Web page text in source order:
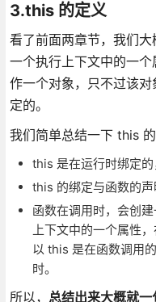
3.this 的定义
看了前面两章节，我们
一个执行上下文中的一
作一个对象，只不过该
定的。
我们简单总结一下 this 的
this 是在运行时绑定
this 的绑定与函数的
函数在调用时，会创
上下文中的一个属性
以 this 是在函数调用
时。
所以， 总结出来大概就一